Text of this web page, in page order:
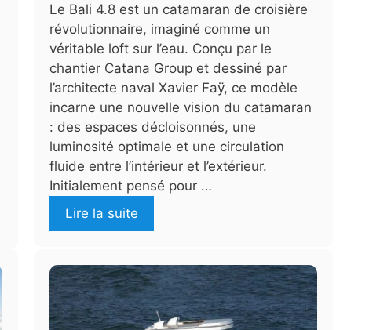
Le Bali 4.8 est un catamaran de croisière
révolutionnaire, imaginé comme un
véritable loft sur l’eau. Conçu par le
chantier Catana Group et dessiné par
l’architecte naval Xavier Faÿ, ce modèle
incarne une nouvelle vision du catamaran
: des espaces décloisonnés, une
luminosité optimale et une circulation
fluide entre l’intérieur et l’extérieur.
Initialement pensé pour …
Lire la suite